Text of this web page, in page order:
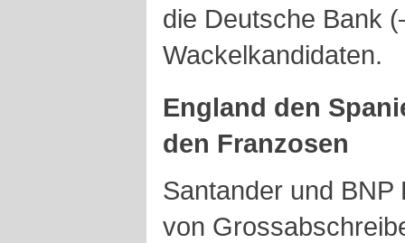
die Deutsche Bank
Wackelkandidaten.
England den
den Franzosen
Santander und
von